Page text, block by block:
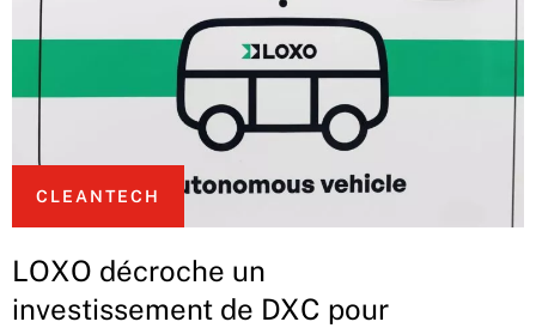
CLEANTECH
LOXO décroche un
investissement de DXC pour